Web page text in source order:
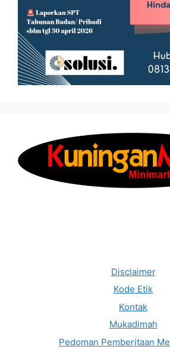
Disclaimer
Kode Etik
Kontak
Mukadimah
Pedoman Pemberitaan